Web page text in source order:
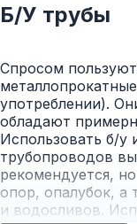
Б/У трубы
Спросом
употреблении).
обладают
Использовать б/у
трубопроводов
рекомендуется,
опор, опалубок, а
и водосливов.